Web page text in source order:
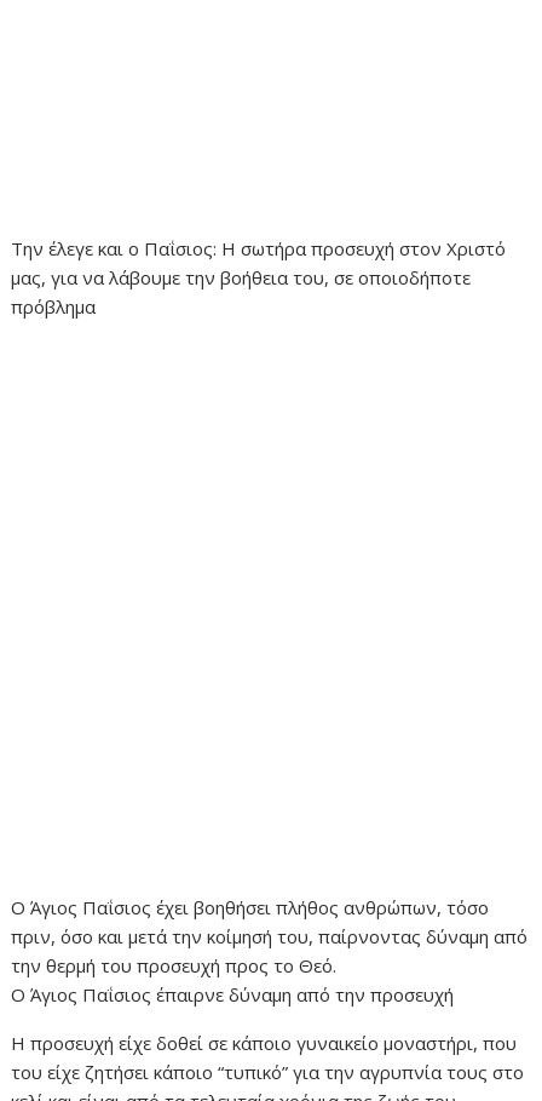
Την έλεγε και ο Παΐσιος: Η σωτήρα προσευχή στον Χριστό
μας, για να λάβουμε την βοήθεια του, σε οποιοδήποτε
πρόβλημα
Ο Άγιος Παΐσιος έχει βοηθήσει πλήθος ανθρώπων, τόσο
πριν, όσο και μετά την κοίμησή του, παίρνοντας δύναμη από
την θερμή του προσευχή προς το Θεό.
Ο Άγιος Παΐσιος έπαιρνε δύναμη από την προσευχή
Η προσευχή είχε δοθεί σε κάποιο γυναικείο μοναστήρι, που
του είχε ζητήσει κάποιο “τυπικό” για την αγρυπνία τους στο